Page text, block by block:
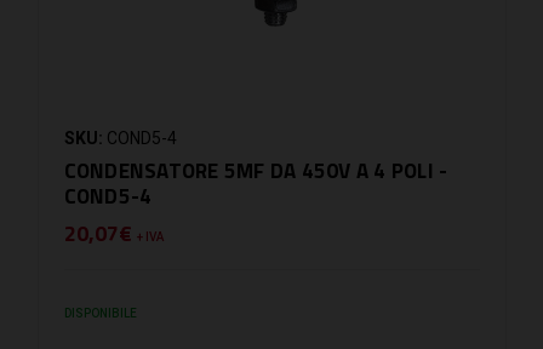
SKU: COND5-4
CONDENSATORE 5MF DA 450V A 4 POLI -
COND5-4
20,07€ + IVA
DISPONIBILE